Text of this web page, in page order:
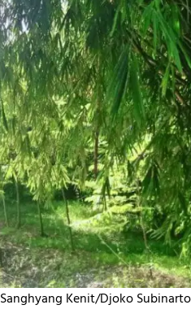
Kenit/Djoko Subinarto